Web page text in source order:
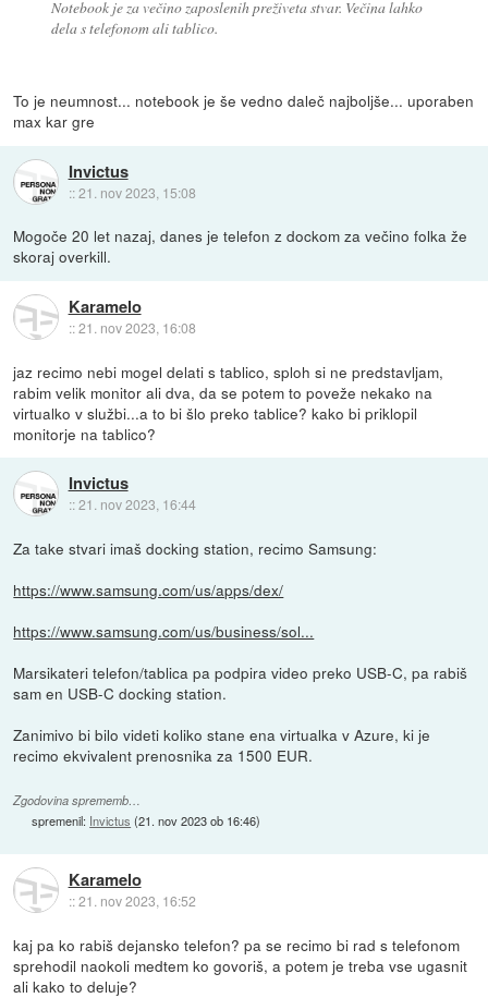
Notebook je za večino zaposlenih preživeta stvar. Večina lahko
dela s telefonom ali tablico.
To je neumnost... notebook je še vedno daleč najboljše... uporaben
max kar gre
Invictus
::21. nov 2023, 15:08
Mogoče 20 let nazaj, danes je telefon z dockom za večino folka že
skoraj overkill.
Karamelo
::21. nov 2023, 16:08
jaz recimo nebi mogel delati s tablico, sploh si ne predstavljam,
rabim velik monitor ali dva, da se potem to poveže nekako na
virtualko v službi...a to bi šlo preko tablice? kako bi priklopil
monitorje na tablico?
Invictus
::21. nov 2023, 16:44
Za take stvari imaš docking station, recimo Samsung:
https://www.samsung.com/us/apps/dex/
https://www.samsung.com/us/business/sol...
Marsikateri telefon/tablica pa podpira video preko USB-C, pa rabiš
sam en USB-C docking station.
Zanimivo bi bilo videti koliko stane ena virtualka v Azure, ki je
recimo ekvivalent prenosnika za 1500 EUR.
Zgodovina sprememb…
spremenil: Invictus (21. nov 2023 ob 16:46)
Karamelo
::21. nov 2023, 16:52
kaj pa ko rabiš dejansko telefon? pa se recimo bi rad s telefonom
sprehodil naokoli medtem ko govoriš, a potem je treba vse ugasnit
ali kako to deluje?